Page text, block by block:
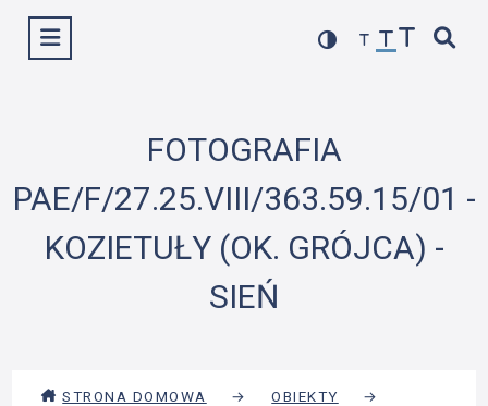
Wyświetl menu
FOTOGRAFIA
PAE/F/27.25.VIII/363.59.15/01 -
KOZIETUŁY (OK. GRÓJCA) -
SIEŃ
STRONA DOMOWA → OBIEKTY
→